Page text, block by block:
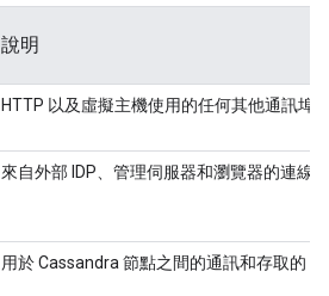
說明
HTTP 以及虛擬主機使用的任何其他通訊埠
來自外部 IDP、管理伺服器和瀏覽器的連線
用於 Cassandra 節點之間的通訊和存取的